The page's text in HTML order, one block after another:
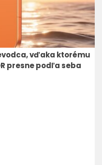
vďaka ktorému
presne podľa seba